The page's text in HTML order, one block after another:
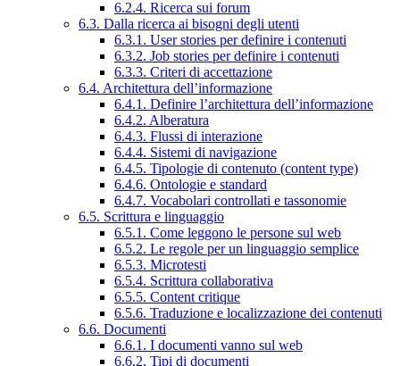
6.2.4. Ricerca sui forum
6.3. Dalla ricerca ai bisogni degli utenti
6.3.1. User stories per definire i contenuti
6.3.2. Job stories per definire i contenuti
6.3.3. Criteri di accettazione
6.4. Architettura dell’informazione
6.4.1. Definire l’architettura dell’informazione
6.4.2. Alberatura
6.4.3. Flussi di interazione
6.4.4. Sistemi di navigazione
6.4.5. Tipologie di contenuto (content type)
6.4.6. Ontologie e standard
6.4.7. Vocabolari controllati e tassonomie
6.5. Scrittura e linguaggio
6.5.1. Come leggono le persone sul web
6.5.2. Le regole per un linguaggio semplice
6.5.3. Microtesti
6.5.4. Scrittura collaborativa
6.5.5. Content critique
6.5.6. Traduzione e localizzazione dei contenuti
6.6. Documenti
6.6.1. I documenti vanno sul web
6.6.2. Tipi di documenti